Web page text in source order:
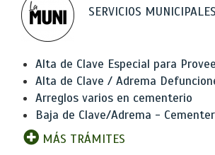
SERVICIOS MUNICIPALES
Alta de Clave Especial para
Alta de Clave / Adrema
Arreglos varios en cementerio
Baja de Clave/Adrema -
MÁS TRÁMITES